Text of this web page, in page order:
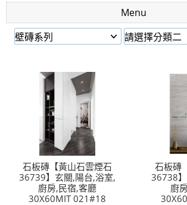
原Line已滿 無法加Line好友 請
LINE官方帳號
開車：中山路1段 到永平路路口(樂華
捷運： 中和線【頂溪站 2 號出口】
原Line已滿 無法加Line好友 請
LINE官方帳號
Menu
石板磚【黃山石雲煙石
36739】玄關,陽台,浴室,
廚房,民宿,客廳
30X60MIT 021#18
石板磚
36738
廚